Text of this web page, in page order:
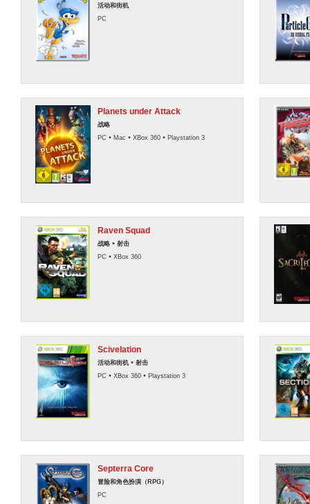
活动和街机
PC
Planets under Attack
战略
PC • Mac • XBox 360 • Playstation 3
Raven Squad
战略 • 射击
PC • XBox 360
Scivelation
活动和街机 • 射击
PC • XBox 360 • Playstation 3
Septerra Core
冒险和角色扮演（RPG）
PC